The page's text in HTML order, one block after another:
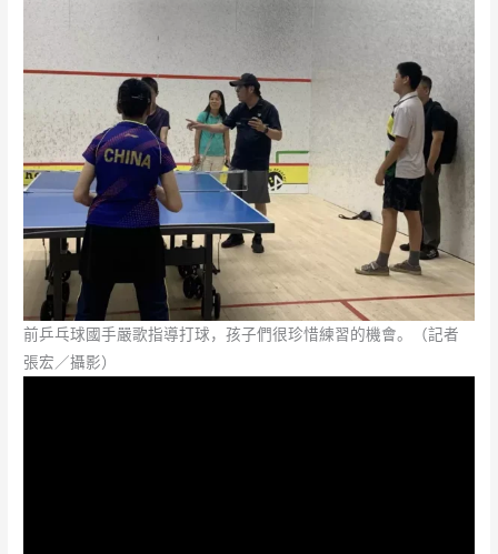
前乒乓球國手嚴歌指導打球，孩子們很珍惜練習的機會。（記者
張宏／攝影）